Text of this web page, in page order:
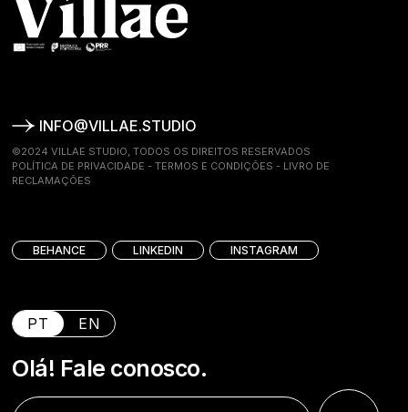
INFO@VILLAE.STUDIO
©2024 VILLAE STUDIO, TODOS OS DIREITOS RESERVADOS
POLÍTICA DE PRIVACIDADE -TERMOS E CONDIÇÕES - LIVRO DE
RECLAMAÇÕES
BEHANCE LINKEDIN INSTAGRAM
PT EN
Olá! Fale conosco.